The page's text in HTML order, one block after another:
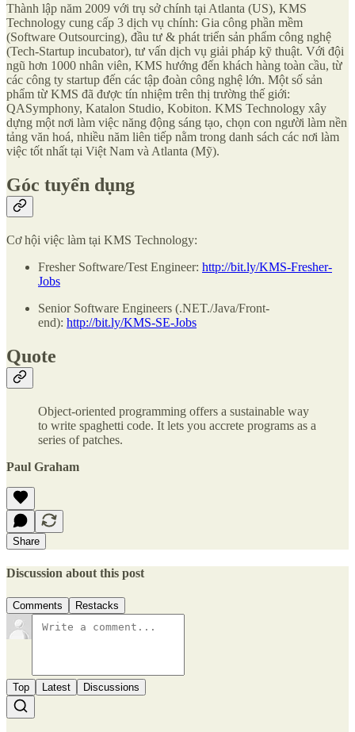
Thành lập năm 2009 với trụ sở chính tại Atlanta (US), KMS
Technology cung cấp 3 dịch vụ chính: Gia công phần mềm
(Software Outsourcing), đầu tư & phát triển sản phẩm công nghệ
(Tech-Startup incubator), tư vấn dịch vụ giải pháp kỹ thuật. Với đội
ngũ hơn 1000 nhân viên, KMS hướng đến khách hàng toàn cầu, từ
các công ty startup đến các tập đoàn công nghệ lớn. Một số sản
phẩm từ KMS đã được tín nhiệm trên thị trường thế giới:
QASymphony, Katalon Studio, Kobiton. KMS Technology xây
dựng một nơi làm việc năng động sáng tạo, chọn con người làm nền
tảng văn hoá, nhiều năm liên tiếp nằm trong danh sách các nơi làm
việc tốt nhất tại Việt Nam và Atlanta (Mỹ).
Góc tuyển dụng
Cơ hội việc làm tại KMS Technology:
Fresher Software/Test Engineer: http://bit.ly/KMS-Fresher-
Jobs
Senior Software Engineers (.NET./Java/Front-
end): http://bit.ly/KMS-SE-Jobs
Quote
Object-oriented programming offers a sustainable way
to write spaghetti code. It lets you accrete programs as a
series of patches.
Paul Graham
Share
Discussion about this post
Comments Restacks
Top Latest Discussions